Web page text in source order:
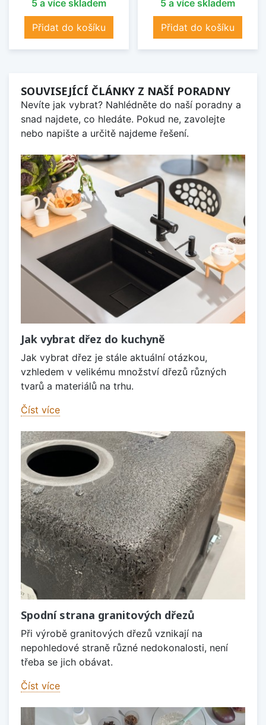
5 a více skladem
Přidat do košíku
5 a více skladem
Přidat do košíku
SOUVISEJÍCÍ ČLÁNKY Z NAŠÍ PORADNY
Nevíte jak vybrat? Nahlédněte do naší poradny a
snad najdete, co hledáte. Pokud ne, zavolejte
nebo napište a určitě najdeme řešení.
Jak vybrat dřez do kuchyně
Jak vybrat dřez je stále aktuální otázkou,
vzhledem v velikému množství dřezů různých
tvarů a materiálů na trhu.
Číst více
Spodní strana granitových dřezů
Při výrobě granitových dřezů vznikají na
nepohledové straně různé nedokonalosti, není
třeba se jich obávat.
Číst více